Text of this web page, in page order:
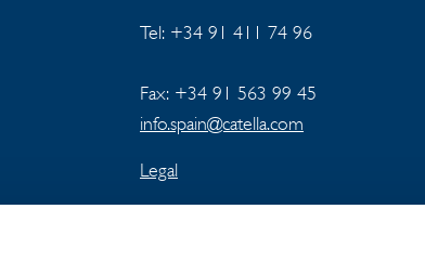
Tel: +34 91 411 74 96
Fax: +34 91 563 99 45
info.spain@catella.com
Legal